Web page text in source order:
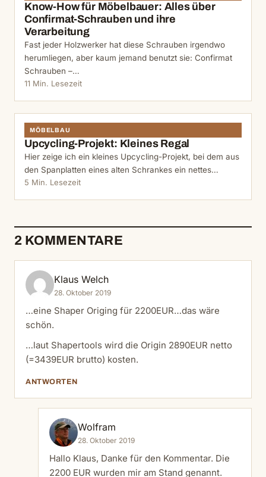
Know-How für Möbelbauer: Alles über
Confirmat-Schrauben und ihre
Verarbeitung
Fast jeder Holzwerker hat diese Schrauben irgendwo
herumliegen, aber kaum jemand benutzt sie: Confirmat
Schrauben –…
11 Min. Lesezeit
MÖBELBAU
Upcycling-Projekt: Kleines Regal
Hier zeige ich ein kleines Upcycling-Projekt, bei dem aus
den Spanplatten eines alten Schrankes ein nettes…
5 Min. Lesezeit
2 KOMMENTARE
Klaus Welch
28. Oktober 2019
…eine Shaper Origing für 2200EUR…das wäre
schön.
…laut Shapertools wird die Origin 2890EUR netto
(=3439EUR brutto) kosten.
ANTWORTEN
Wolfram
28. Oktober 2019
Hallo Klaus, Danke für den Kommentar. Die
2200 EUR wurden mir am Stand genannt.